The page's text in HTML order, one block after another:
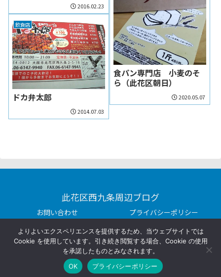
食パン専門店 小麦のそ
ら（此花区朝日）
2020.05.07
2016.02.23
飲食店
ドカ弁太郎
2014.07.03
此花区西九条周辺ブログ
お問い合わせ
プライバシーポリシー
Copyright © 2014-2026 此花区西九条周辺ブログ All Rights
Reserved.
シェア トップ
よりよいエクスペリエンスを提供するため、当ウェブサイトでは
Cookie を使用しています。引き続き閲覧する場合、Cookie の使用
を承諾したものとみなされます。
OK
プライバシーポリシー